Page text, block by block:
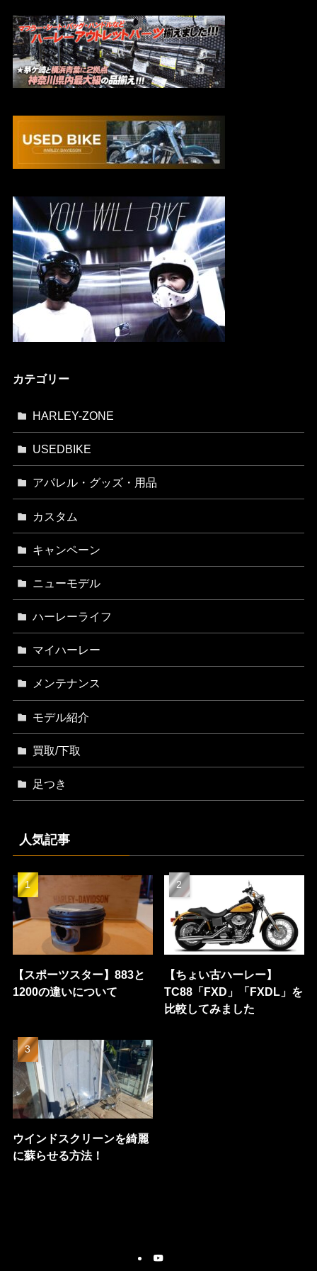
カテゴリー
HARLEY-ZONE
USEDBIKE
アパレル・グッズ・用品
カスタム
キャンペーン
ニューモデル
ハーレーライフ
マイハーレー
メンテナンス
モデル紹介
買取/下取
足つき
人気記事
【スポーツスター】883と
1200の違いについて
【ちょい古ハーレー】
TC88「FXD」「FXDL」を
比較してみました
ウインドスクリーンを綺麗
に蘇らせる方法！